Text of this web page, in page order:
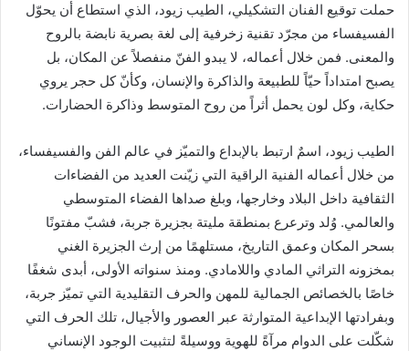
حملت توقيع الفنان التشكيلي، الطيب زيود، الذي استطاع أن يحوّل
الفسيفساء من مجرّد تقنية زخرفية إلى لغة بصرية نابضة بالروح
والمعنى. فمن خلال أعماله، لا يبدو الفنّ منفصلاً عن المكان، بل
يصبح امتداداً حيّاً للطبيعة والذاكرة والإنسان، وكأنّ كل حجر يروي
حكاية، وكل لون يحمل أثراً من روح المتوسط وذاكرة الحضارات.
الطيب زيود، اسمٌ ارتبط بالإبداع والتميّز في عالم الفن والفسيفساء،
من خلال أعماله الفنية الراقية التي زيّنت العديد من الفضاءات
الثقافية داخل البلاد وخارجها، وبلغ صداها الفضاء المتوسطي
والعالمي. وُلد وترعرع بمنطقة مليتة بجزيرة جربة، فشبّ مفتونًا
بسحر المكان وعمق التاريخ، مستلهمًا من إرث الجزيرة الغني
بمخزونه التراثي المادي واللامادي. ومنذ سنواته الأولى، أبدى شغفًا
خاصًا بالخصائص الجمالية للمهن والحرف التقليدية التي تميّز جربة،
وبفرادتها الإبداعية المتوارثة عبر العصور والأجيال، تلك الحرف التي
شكّلت على الدوام مرآةً للهوية ووسيلةً لتثبيت الوجود الإنساني